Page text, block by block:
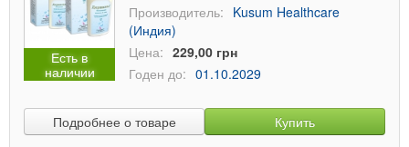
Есть в
наличии
Производитель: Kusum Healthcare
(Индия)
Цена: 229,00 грн
Годен до: 01.10.2029
Подробнее о товаре Купить